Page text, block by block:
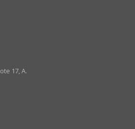
17, A.